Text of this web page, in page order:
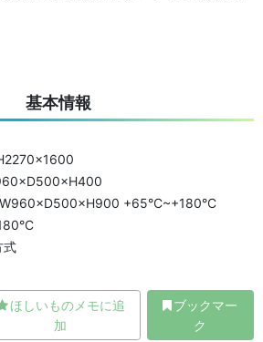
基本情報
+65°C~+180°C
式
ほしいものメモに追
加
ブックマー
ク